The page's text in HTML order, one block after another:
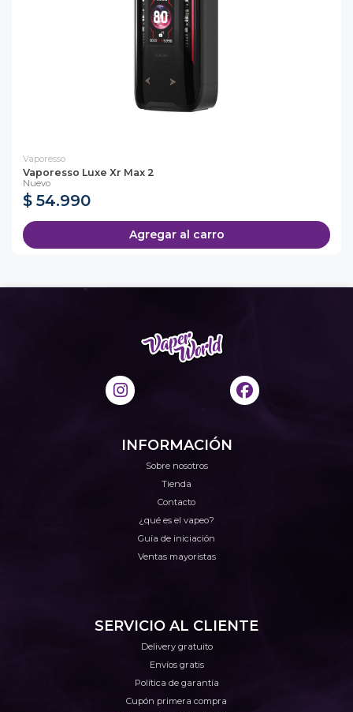
Vaporesso
Vaporesso Luxe Xr Max 2
Nuevo
$ 54.990
Agregar al carro
INFORMACIÓN
Sobre nosotros
Tienda
Contacto
¿qué es el vapeo?
Guía de iniciación
Ventas mayoristas
SERVICIO AL CLIENTE
Delivery gratuito
Envíos gratis
Política de garantía
Cupón primera compra